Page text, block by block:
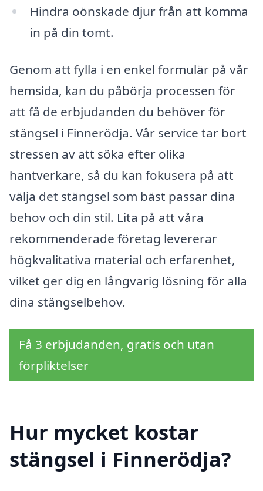
Hindra oönskade djur från att komma
in på din tomt.
Genom att fylla i en enkel formulär på vår
hemsida, kan du påbörja processen för
att få de erbjudanden du behöver för
stängsel i Finnerödja. Vår service tar bort
stressen av att söka efter olika
hantverkare, så du kan fokusera på att
välja det stängsel som bäst passar dina
behov och din stil. Lita på att våra
rekommenderade företag levererar
högkvalitativa material och erfarenhet,
vilket ger dig en långvarig lösning för alla
dina stängselbehov.
Få 3 erbjudanden, gratis och utan
förpliktelser
Hur mycket kostar
stängsel i Finnerödja?